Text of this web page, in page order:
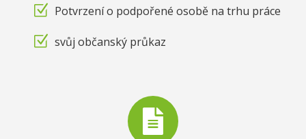
Potvrzení o podpořené osobě na trhu práce
svůj občanský průkaz